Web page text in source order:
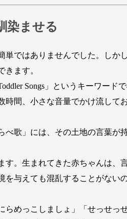
染ませる
ではありませんでした。しか
きます。
Songs」というキーワー
間、小さな音量でかけ流して
歌」には、その土地の言葉が
。生まれてきた赤ちゃんは、
与えても混乱することがない
めっこしましょ」「せっせっ